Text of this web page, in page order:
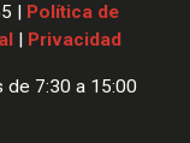
|
Política de
Privacidad
de 7:30 a 15:00